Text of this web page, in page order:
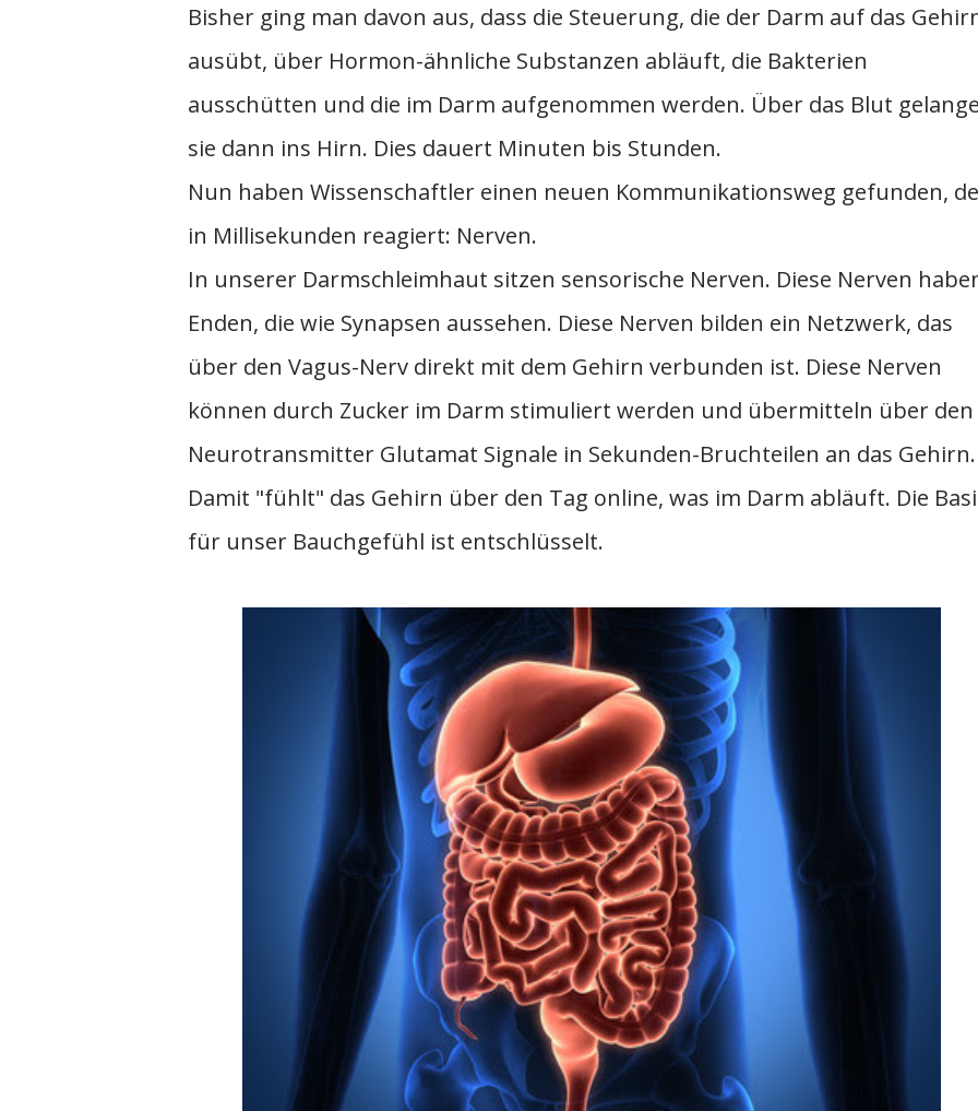
Bisher ging man davon aus, dass die Steuerung, die der Darm auf das
ausübt, über Hormon-ähnliche Substanzen abläuft, die Bakterien
ausschütten und die im Darm aufgenommen werden. Über das Blut
sie dann ins Hirn. Dies dauert Minuten bis Stunden.
Nun haben Wissenschaftler einen neuen Kommunikationsweg gefunden,
in Millisekunden reagiert: Nerven.
In unserer Darmschleimhaut sitzen sensorische Nerven. Diese Nerven
Enden, die wie Synapsen aussehen. Diese Nerven bilden ein Netzwerk, das
über den Vagus-Nerv direkt mit dem Gehirn verbunden ist. Diese Nerven
können durch Zucker im Darm stimuliert werden und übermitteln über den
Neurotransmitter Glutamat Signale in Sekunden-Bruchteilen an das Gehirn.
Damit "fühlt" das Gehirn über den Tag online, was im Darm abläuft. Die
für unser Bauchgefühl ist entschlüsselt.